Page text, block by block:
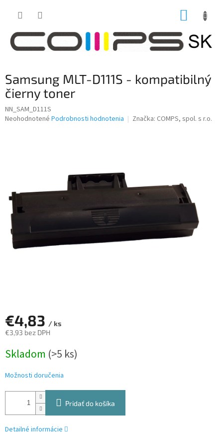
Samsung MLT-D111S - kompatibilný
čierny toner
NN_SAM_D111S
Priemerné
Neohodnotené Podrobnosti hodnotenia Značka: COMPS, spol. s r.o.
€4,83 / ks
€3,93 bez DPH
cena:
Skladom (>5 ks)
Možnosti doručenia
Pridať do košíka
Detailné informácie